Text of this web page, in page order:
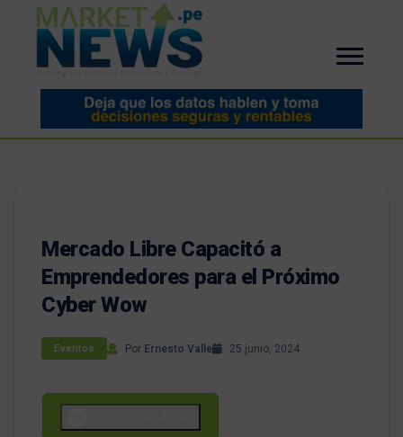
Mercado Libre Capacitó a
Emprendedores para el Próximo
Cyber Wow
Eventos Por Ernesto Valle 25 junio, 2024